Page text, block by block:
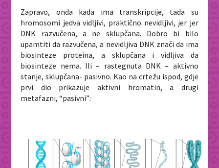
Zapravo, onda kada ima transkripcije, tada su
hromosomi jedva vidljivi, praktično nevidljivi, jer jer
DNK razvučena, a ne sklupčana. Dobro bi bilo
upamtiti da razvučena, a nevidljiva DNK znači da ima
biosinteze proteina, a sklupčana i vidljiva da
biosinteze nema. Ili – rastegnuta DNK – aktivno
stanje, sklupčana- pasivno. Kao na crtežu ispod, gdje
prvi dio prikazuje aktivni hromatin, a drugi
metafazni, “pasivni”: